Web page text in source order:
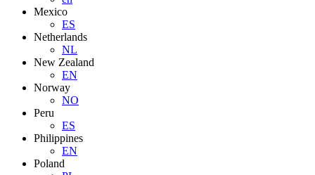
Mexico
ES
Netherlands
NL
New Zealand
EN
Norway
NO
Peru
ES
Philippines
EN
Poland